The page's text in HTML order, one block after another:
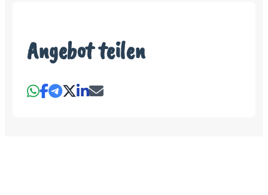
Angebot teilen